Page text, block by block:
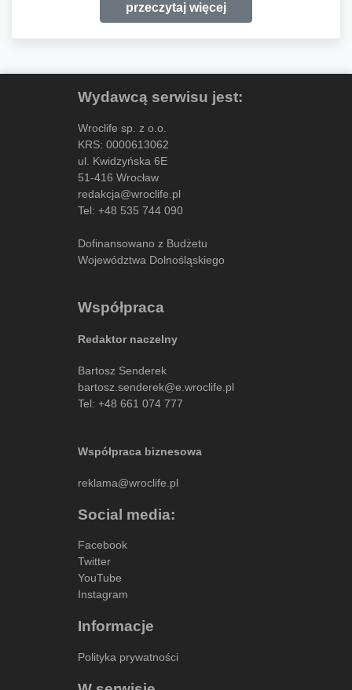
przeczytaj więcej
Wydawcą serwisu jest:
Wroclife sp. z o.o.
KRS: 0000613062
ul. Kwidzyńska 6E
51-416 Wrocław
redakcja@wroclife.pl
Tel: +48 535 744 090
Dofinansowano z Budżetu
Województwa Dolnośląskiego
Współpraca
Redaktor naczelny
Bartosz Senderek
bartosz.senderek@e.wroclife.pl
Tel: +48 661 074 777
Współpraca biznesowa
reklama@wroclife.pl
Social media:
Facebook
Twitter
YouTube
Instagram
Informacje
Polityka prywatności